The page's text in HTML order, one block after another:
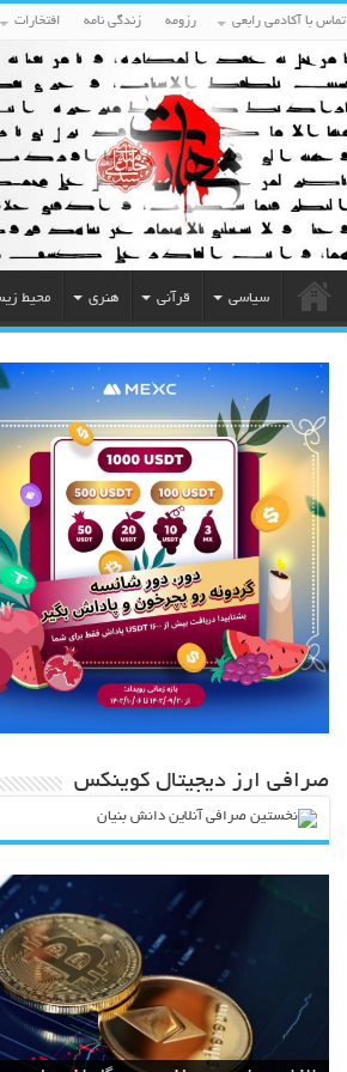
تماس با آکادمی رابعی رزومه زندگی نامه افتخارات
سیاسی قرآنی هنری محیط
صرافی ارز دیجیتال کوینکس